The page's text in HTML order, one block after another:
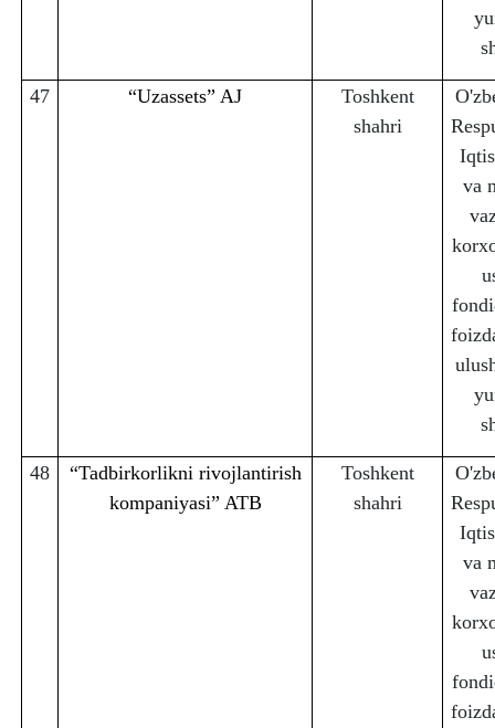
47 “Uzassets” AJ
Toshkent
shahri
va
48
“Tadbirkorlikni rivojlantirish
kompaniyasi” ATB
Toshkent
shahri
va